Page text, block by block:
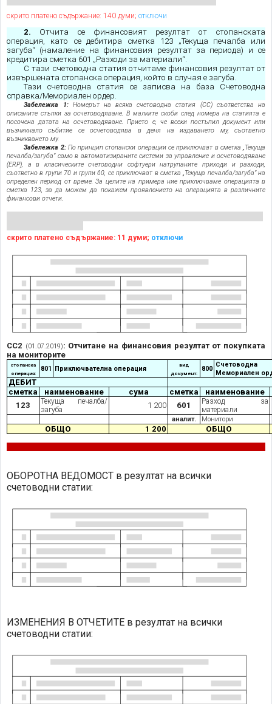
скрито платено съдържание: 140 думи; отключи
2. Отчита се финансовият резултат от стопанската
операция, като се дебитира сметка 123 „Текуща печалба или
загуба“ (намаление на финансовия резултат за периода) и се
кредитира сметка 601 „Разходи за материали“.
С тази счетоводна статия отчитаме финансовия резултат от
извършената стопанска операция, който в случая е загуба.
Тази счетоводна статия се записва на база Счетоводна
справка/Мемориален ордер.
Забележка 1:Номерът на всяка счетоводна статия (СС) съответства на
описаните стъпки за осчетоводяване. В малките скоби след номера на статията е
посочена датата на осчетоводяване. Прието е, че всеки постъпил документ или
възникнало събитие се осчетоводява в деня на издаването му, съответно
възникването му.
Забележка 2: По принцип стопански операции се приключват в сметка „Текуща
печалба/загуба” само в автоматизираните системи за управление и осчетоводяване
(ERP), а в класическите счетоводни софтуери натрупаните приходи и разходи,
съответно в групи 70 и групи 60, се приключват в сметка „Текуща печалба/загуба” на
определен период от време. За целите на примера ние приключваме операцията в
сметка 123, за да можем да покажем проявлението на операцията в различните
финансови отчети.
скрито платено съдържание: 11 думи; отключи
СС2 (01.07.2019): Отчитане на финансовия резултат от покупката
на мониторите
стопанска
операция:
801 Приключвателна операция
вид
документ:
800
Мемориален
ДЕБИТ
сметка
наименование сума сметка
наименование
123
Текуща печалба/
загуба
1 200 601
Разход за
материали
аналит. Монитори
ОБЩО 1 200 ОБЩО
ОБОРОТНА ВЕДОМОСТ в резултат на всички
счетоводни статии:
ИЗМЕНЕНИЯ В ОТЧЕТИТЕ в резултат на всички
счетоводни статии: